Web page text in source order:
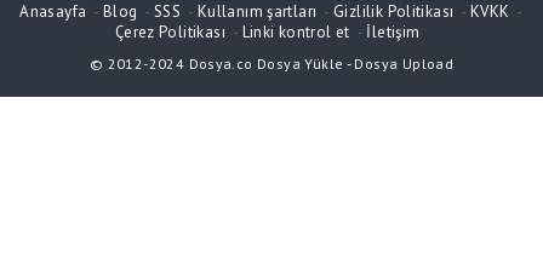
Anasayfa - Blog -SSS - Kullanım şartları - Gizlilik Politikası - KVKK -
Çerez Politikası - Linki kontrol et - İletişim
© 2012-2024 Dosya.co Dosya Yükle - Dosya Upload